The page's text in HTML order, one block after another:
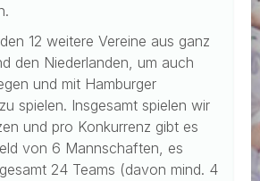
12 weitere Vereine aus ganz
den Niederlanden, um auch
und mit Hamburger
spielen. Insgesamt spielen wir
und pro Konkurrenz gibt es
von 6 Mannschaften, es
24 Teams (davon mind. 4